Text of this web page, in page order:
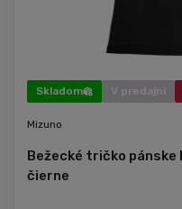
Skladom V predajni
Mizuno
Bežecké tričko pánske
čierne